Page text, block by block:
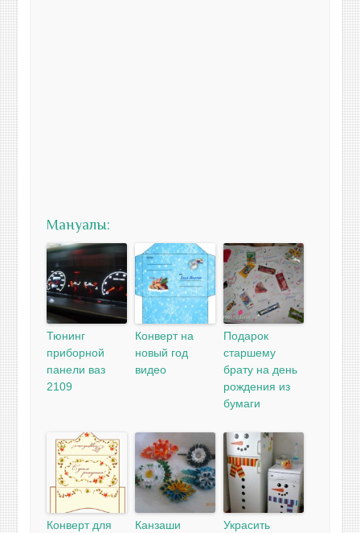
Мануалы:
Тюнинг
приборной
панели ваз
2109
Конверт на
новый год
видео
Подарок
старшему
брату на день
рождения из
бумаги
Конверт для
Канзаши
Украсить